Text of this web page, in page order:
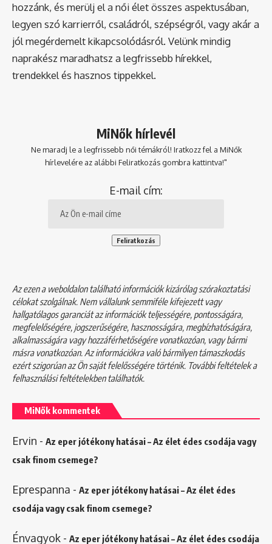
hozzánk, és merülj el a női élet összes aspektusában,
legyen szó karrierről, családról, szépségről, vagy akár a
jól megérdemelt kikapcsolódásról. Velünk mindig
naprakész maradhatsz a legfrissebb hírekkel,
trendekkel és hasznos tippekkel.
MiNők hírlevél
Ne maradj le a legfrissebb női témákról! Iratkozz fel a MiNők
hírlevelére az alábbi Feliratkozás gombra kattintva!"
E-mail cím:
Az ezen a weboldalon található információk kizárólag szórakoztatási
célokat szolgálnak. Nem vállalunk semmiféle kifejezett vagy
hallgatólagos garanciát az információk teljességére, pontosságára,
megfelelőségére, jogszerűségére, hasznosságára, megbízhatóságára,
alkalmasságára vagy hozzáférhetőségére vonatkozóan, vagy bármi
másra vonatkozóan. Az információkra való bármilyen támaszkodás
ezért szigorúan az Ön saját felelősségére történik. További feltételek a
felhasználási feltételekbentalálhatók.
MiNők kommentek
Ervin - Az eper jótékony hatásai – Az élet édes csodája vagy
csak finom csemege?
Eprespanna - Az eper jótékony hatásai – Az élet édes
csodája vagy csak finom csemege?
Énvagyok - Az eper jótékony hatásai – Az élet édes csodája